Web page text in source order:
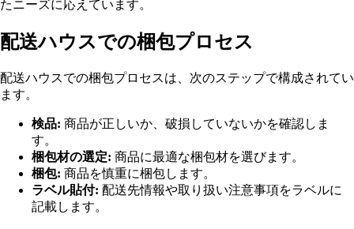
たニーズに応えています。
配送ハウスでの梱包プロセス
配送ハウスでの梱包プロセスは、次のステップで構成されてい
ます。
検品: 商品が正しいか、破損していないかを確認しま
す。
梱包材の選定: 商品に最適な梱包材を選びます。
梱包: 商品を慎重に梱包します。
ラベル貼付: 配送先情報や取り扱い注意事項をラベルに
記載します。